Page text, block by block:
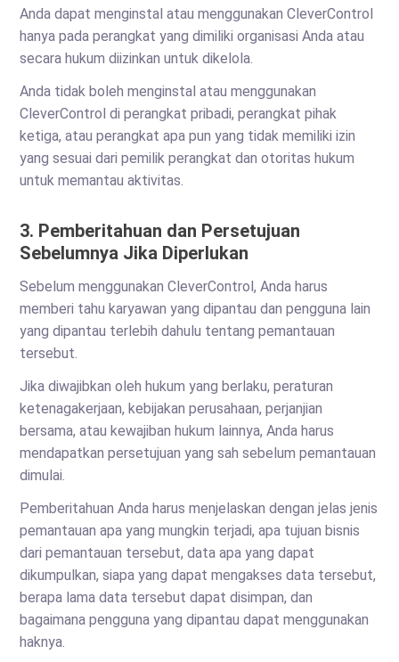
Anda dapat menginstal atau menggunakan CleverControl
hanya pada perangkat yang dimiliki organisasi Anda atau
secara hukum diizinkan untuk dikelola.
Anda tidak boleh menginstal atau menggunakan
CleverControl di perangkat pribadi, perangkat pihak
ketiga, atau perangkat apa pun yang tidak memiliki izin
yang sesuai dari pemilik perangkat dan otoritas hukum
untuk memantau aktivitas.
3. Pemberitahuan dan Persetujuan
Sebelumnya Jika Diperlukan
Sebelum menggunakan CleverControl, Anda harus
memberi tahu karyawan yang dipantau dan pengguna lain
yang dipantau terlebih dahulu tentang pemantauan
tersebut.
Jika diwajibkan oleh hukum yang berlaku, peraturan
ketenagakerjaan, kebijakan perusahaan, perjanjian
bersama, atau kewajiban hukum lainnya, Anda harus
mendapatkan persetujuan yang sah sebelum pemantauan
dimulai.
Pemberitahuan Anda harus menjelaskan dengan jelas jenis
pemantauan apa yang mungkin terjadi, apa tujuan bisnis
dari pemantauan tersebut, data apa yang dapat
dikumpulkan, siapa yang dapat mengakses data tersebut,
berapa lama data tersebut dapat disimpan, dan
bagaimana pengguna yang dipantau dapat menggunakan
haknya.